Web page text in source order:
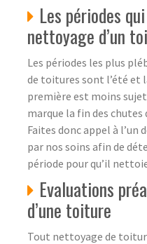
Les périodes
nettoyage d’un
Les périodes les plus
de toitures sont l’été et
première est moins
marque la fin des
Faites donc appel à l’un
par nos soins afin de
période pour qu’il
Evaluations
d’une toiture
Tout nettoyage de